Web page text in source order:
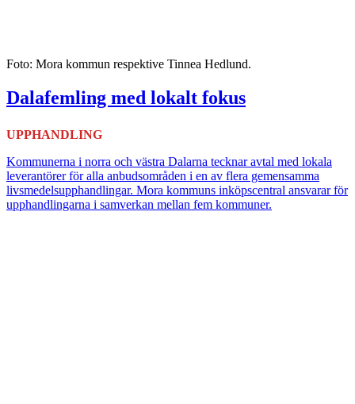
Foto: Mora kommun respektive Tinnea Hedlund.
Dalafemling med lokalt fokus
UPPHANDLING
Kommunerna i norra och västra Dalarna tecknar avtal med lokala
leverantörer för alla anbudsområden i en av flera gemensamma
livsmedelsupphandlingar. Mora kommuns inköpscentral ansvarar för
upphandlingarna i samverkan mellan fem kommuner.